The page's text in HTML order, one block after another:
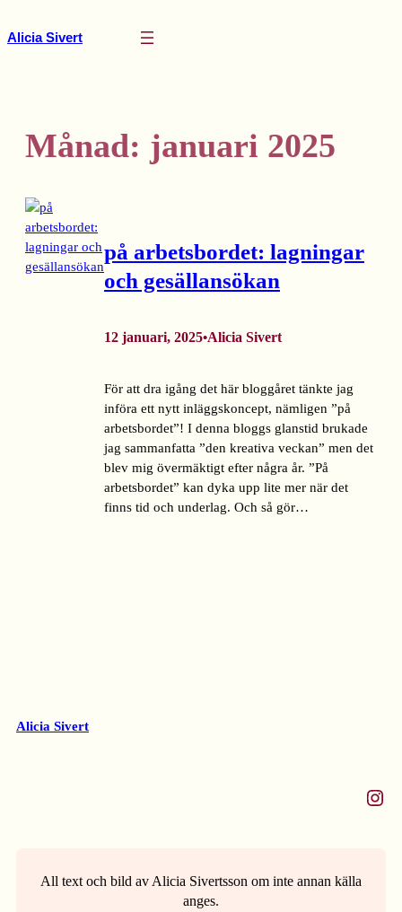
till
Alicia Sivert
Månad: januari 2025
på arbetsbordet: lagningar
och gesällansökan
12 januari, 2025•Alicia Sivert
För att dra igång det här bloggåret tänkte jag
införa ett nytt inläggskoncept, nämligen ”på
arbetsbordet”! I denna bloggs glanstid brukade
jag sammanfatta ”den kreativa veckan” men det
blev mig övermäktigt efter några år. ”På
arbetsbordet” kan dyka upp lite mer när det
finns tid och underlag. Och så gör…
Alicia Sivert
Instagram
All text och bild av Alicia Sivertsson om inte annan källa
anges.